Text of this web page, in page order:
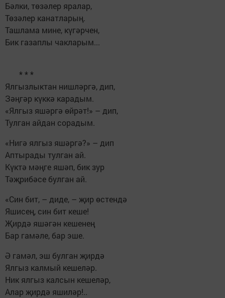
Бәлки, төзәлер яралар,
Төзәлер канатларың.
Ташлама мине, күгәрчен,
Бик газаплы чакларым...
* * *
Ялгызлыктан нишләргә, дип,
Зәңгәр күккә карадым.
«Ялгыз яшәргә өйрәт!» – дип,
Тулган айдан сорадым.
«Нигә ялгыз яшәргә?» – дип
Аптырады тулган ай.
Күктә мәңге яшәп, бик зур
Тәҗрибәсе булган ай.
«Син бит, – диде, – җир өстендә
Яшисең, син бит кеше!
Җирдә яшәгән кешенең
Бар гамәле, бар эше.
Ә гамәл, эш булган җирдә
Ялгыз калмый кешеләр.
Ник ялгыз калсын кешеләр,
Алар җирдә яшиләр!..